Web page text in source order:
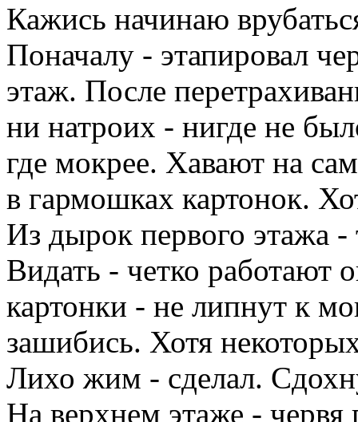
Кажись начинаю
Поначалу - этапировал
этаж. После
ни натроих - нигде не
где мокрее. Хавают на
в гармошках картонок.
Из дырок первого этажа -
Видать - четко
картонки - не липнут к
зашибись. Хотя
Лихо жим - сделал.
На верхнем этаже -